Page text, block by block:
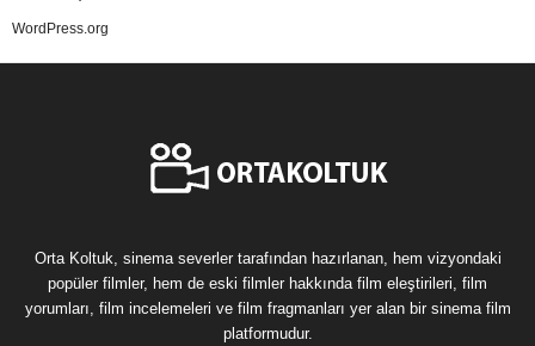
WordPress.org
Orta Koltuk, sinema severler tarafından hazırlanan, hem vizyondaki
popüler filmler, hem de eski filmler hakkında film eleştirileri, film
yorumları, film incelemeleri ve film fragmanları yer alan bir sinema film
platformudur.